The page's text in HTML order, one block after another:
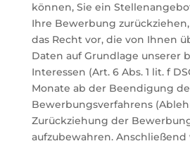
können, Sie ein
Ihre Bewerbung
das Recht vor, die von Ihnen
Daten auf Grundlage unserer
Interessen (Art. 6 Abs. 1 lit. f
Monate ab der Beendigung
Bewerbungsverfahrens
Zurückziehung der
aufzubewahren.